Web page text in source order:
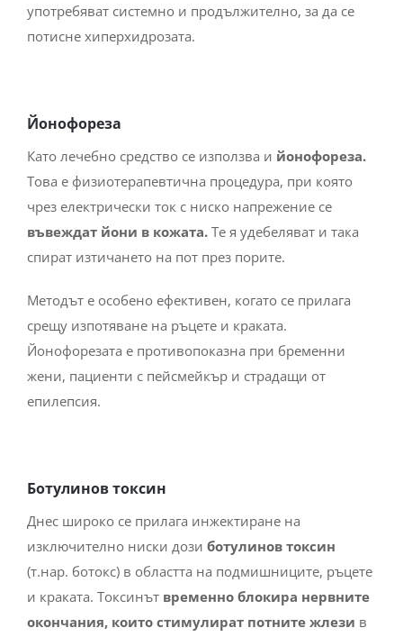
употребяват системно и продължително, за да се
потисне хиперхидрозата.
Йонофореза
Като лечебно средство се използва и йонофореза.
Това е физиотерапевтична процедура, при която
чрез електрически ток с ниско напрежение се
въвеждат йони в кожата.Те я удебеляват и така
спират изтичането на пот през порите.
Методът е особено ефективен, когато се прилага
срещу изпотяване на ръцете и краката.
Йонофорезата е противопоказна при бременни
жени, пациенти с пейсмейкър и страдащи от
епилепсия.
Ботулинов токсин
Днес широко се прилага инжектиране на
изключително ниски дози ботулинов токсин
(т.нар. ботокс) в областта на подмишниците, ръцете
и краката. Токсинът временно блокира нервните
окончания, които стимулират потните жлези в